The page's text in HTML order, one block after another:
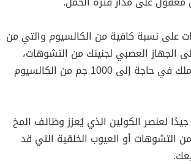
على نسبة كافية من الكالسيوم والتي من
الجهاز العصبي لجنينك من التشوهات،
فأنتِ طوال فترة حملك في حاجة إلى 1000 جم من الكالسيوم
لعنصر الكولين الذي يُعزز وظائف المخ
التشوهات أو العيوب الخلقية التي قد